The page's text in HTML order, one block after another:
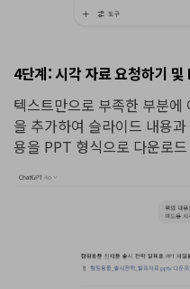
4단계: 시각 자료 요청하기
텍스트만으로 부족한 부분
을 추가하여 슬라이드 내용
용을 PPT 형식으로 다운로